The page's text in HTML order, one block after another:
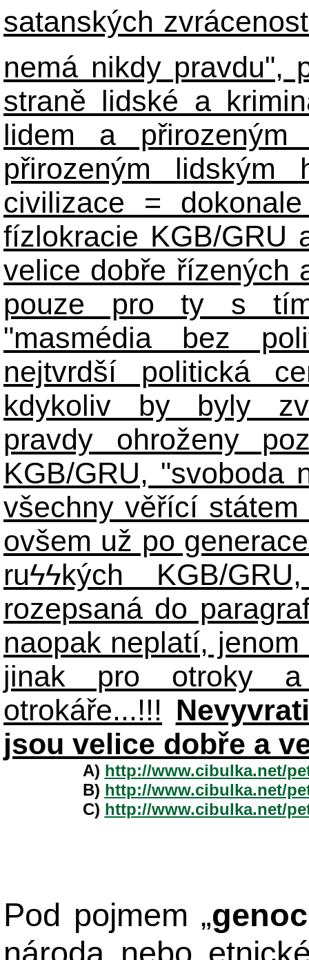
satanských
nemá nikdy pravdu",
straně lidské a
lidem a
přirozeným
civilizace =
fízlokracie KGB/GRU
velice dobře řízených
pouze pro ty s
"masmédia bez
nejtvrdší politická
kdykoliv by byly
pravdy ohroženy
KGB/GRU, "svoboda
všechny věřící
ovšem už po
ruϟϟkých KGB/
rozepsaná do
naopak neplatí,
jinak pro otroky
otrokáře...!!!
jsou velice dobře a
A) http://www.cibulka.net/
B) http://www.cibulka.net/
C) http://www.cibulka.net/
Pod pojmem „